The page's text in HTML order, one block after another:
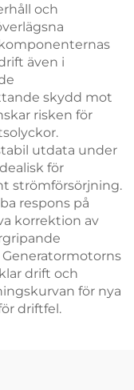
och
även i
skydd mot
risken för
utdata under
för
strömförsörjning.
respons på
korrektion av
drift och
för nya
driftfel.